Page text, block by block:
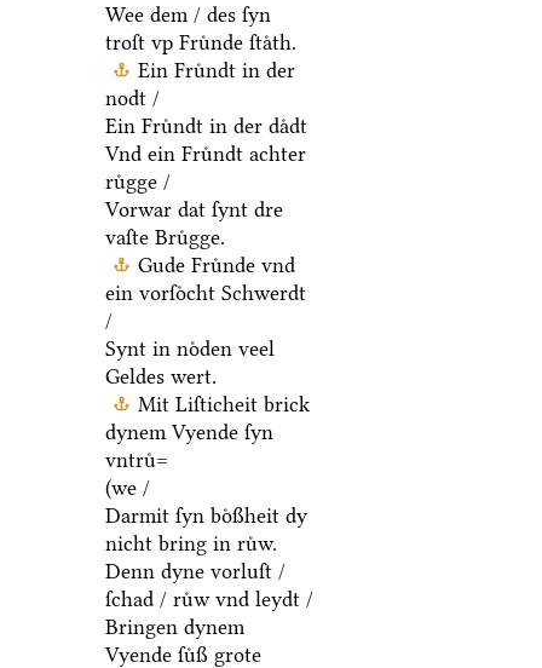
Wee dem / des ſyn
troſt vp Fruͤnde ſtaͤth.
Ein Fruͤndt in der
nodt /
Ein Fruͤndt in der daͤdt
Vnd ein Fruͤndt achter
ruͤgge /
Vorwar dat ſynt dre
vaſte Bruͤgge.
Gude Fruͤnde vnd
ein vorſoͤcht Schwerdt
/
Synt in noͤden veel
Geldes wert.
Mit Liſticheit brick
dynem Vyende ſyn
vntruͤ=
(we /
Darmit ſyn boͤßheit dy
nicht bring in ruͤw.
Denn dyne vorluſt /
ſchad / ruͤw vnd leydt /
Bringen dynem
Vyende ſuͤß grote